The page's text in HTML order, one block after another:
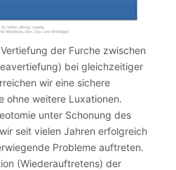
der Furche zwischen
bei gleichzeitiger
wir eine sichere
ohne weitere Luxationen.
unter Schonung des
seit vielen Jahren erfolgreich
Probleme auftreten.
(Wiederauftretens) der